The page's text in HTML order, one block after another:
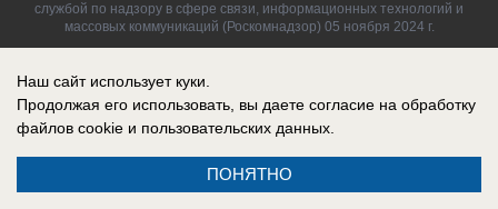
службой по надзору в сфере связи, информационных технологий и
массовых коммуникаций (Роскомнадзор) 05 ноября 2024 г.
Наш сайт использует куки.
Продолжая его использовать, вы даете согласие на обработку
файлов cookie и пользовательских данных.
ПОНЯТНО